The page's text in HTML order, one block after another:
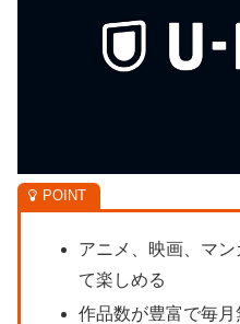
アニメ、映画、マ
て楽しめる
作品数が豊富で毎